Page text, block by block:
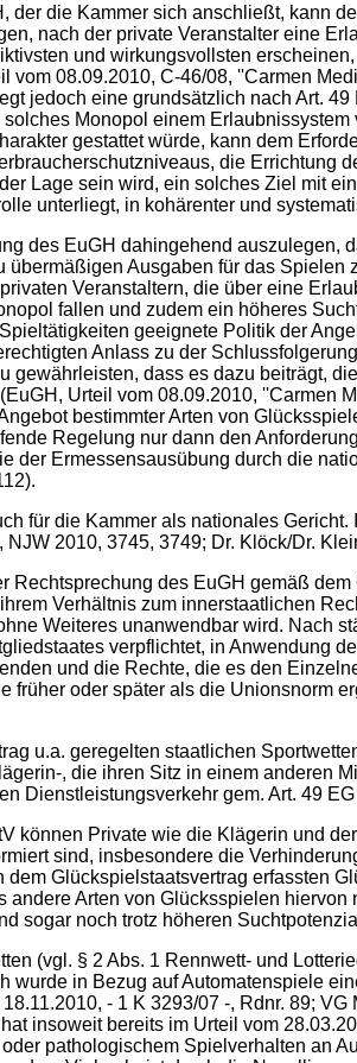
der die Kammer sich anschließt, kann
nach der private Veranstalter eine
und wirkungsvollsten
vom 08.09.2010, C-46/08, ''Carmen
jedoch eine grundsätzlich nach Art.
Monopol einem
gestattet würde, kann dem
die Errichtung
Lage sein wird, ein solches Ziel mit
unterliegt, in kohärenter und
des EuGH dahingehend
übermäßigen Ausgaben für das
Veranstaltern, die über eine
fallen und zudem ein höheres
geeignete Politik der
Anlass zu der
gewährleisten, dass es dazu beiträgt,
Urteil vom 08.09.2010, ''Carmen
bestimmter Arten von
Regelung nur dann den
der Ermessensausübung durch die
für die Kammer als nationales
2010, 3745, 3749; Dr. Klöck/Dr.
Rechtsprechung des EuGH gemäß
Verhältnis zum innerstaatlichen
Weiteres unanwendbar wird. Nach
verpflichtet, in Anwendung
und die Rechte, die es den
früher oder später als die Unionsnorm
u.a. geregelten staatlichen
, die ihren Sitz in einem anderen
Dienstleistungsverkehr gem. Art. 49
können Private wie die Klägerin und
sind, insbesondere die
Glückspielstaatsvertrag erfassten
andere Arten von Glücksspielen
sogar noch trotz höheren
(vgl. § 2 Abs. 1 Rennwett- und
wurde in Bezug auf Automatenspiele
- 1 K 3293/07 -, Rdnr. 89;
insoweit bereits im Urteil vom
pathologischem Spielverhalten an